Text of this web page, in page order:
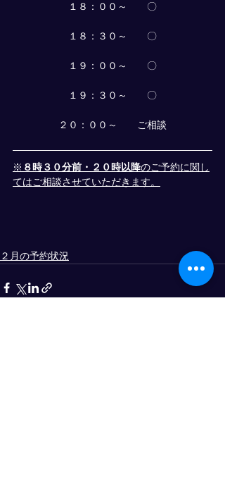
１８：００～　　〇
１８：３０～　　〇
１９：００～　　〇
１９：３０～　　〇
２０：００～　　ご相談
※ ８時３０分前・２０時以降のご予約に関し
てはご相談させていただきます。
２月の予約状況